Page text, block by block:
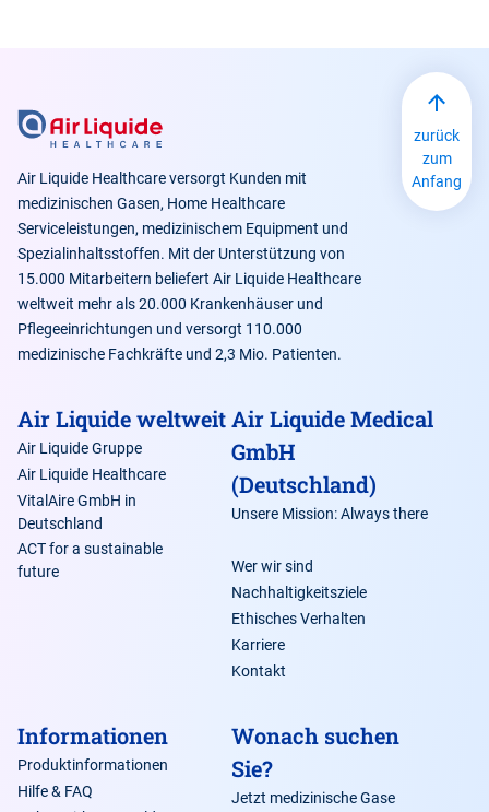
Langzeitlagerung Ihrer biologischer
Proben
Belieferung mit flüssigem Stickstoff (N
Kryotransport
Kryowartung
Seite zur Abrechnung über den Sprechstundenbedarf
kontaktieren Sie uns direkt
Medizinprodukten.
Konzerns
Air Liquide Healthcare versorgt Kunden mit
medizinischen Gasen, Home Healthcare
Serviceleistungen, medizinischem Equipment und
Spezialinhaltsstoffen. Mit der Unterstützung von
15.000 Mitarbeitern beliefert Air Liquide Healthcare
weltweit mehr als 20.000 Krankenhäuser und
Pflegeeinrichtungen und versorgt 110.000
medizinische Fachkräfte und 2,3 Mio. Patienten.
Air Liquide weltweit
Air Liquide Gruppe
Air Liquide Healthcare
VitalAire GmbH in
Deutschland
ACT for a sustainable
future
Air Liquide Medical
GmbH
(Deutschland)
Unsere Mission: Always there
Wer wir sind
Nachhaltigkeitsziele
Ethisches Verhalten
Karriere
Kontakt
Informationen
Produktinformationen
Hilfe & FAQ
Wonach suchen
Sie?
Jetzt medizinische Gase
zurück
zum
Anfang